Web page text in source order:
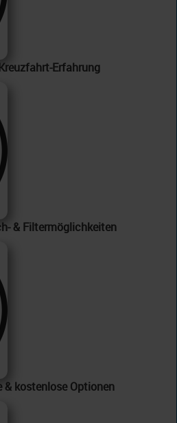
Erfahrung
& Filtermöglichkeiten
& kostenlose Optionen